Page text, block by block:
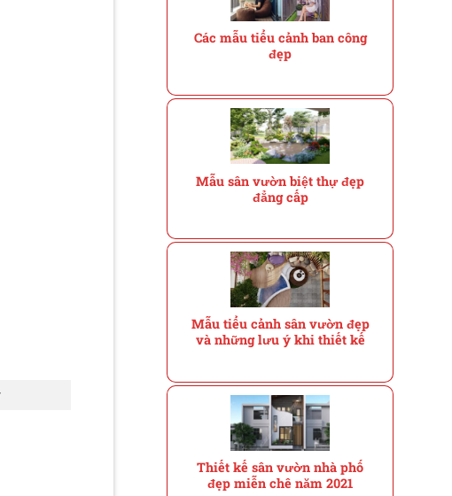
Các mẫu tiểu cảnh ban công
đẹp
Mẫu sân vườn biệt thự đẹp
đẳng cấp
Mẫu tiểu cảnh sân vườn đẹp
và những lưu ý khi thiết kế
Thiết kế sân vườn nhà phố
đẹp miễn chê năm 2021